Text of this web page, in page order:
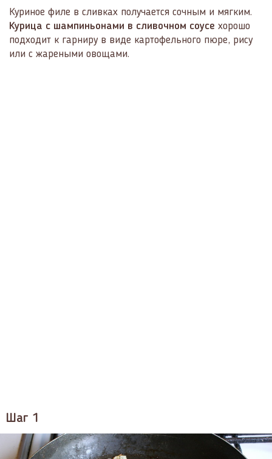
Куриное филе в сливках получается сочным и мягким.
Курица с шампиньонами в сливочном соусе хорошо
подходит к гарниру в виде картофельного пюре, рису
или с жареными овощами.
Шаг 1